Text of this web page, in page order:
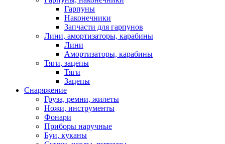
Гарпуны
Наконечники
Запчасти для гарпунов
Лини, амортизаторы, карабины
Лини
Амортизаторы, карабины
Тяги, зацепы
Тяги
Зацепы
Снаряжение
Груза, ремни, жилеты
Ножи, инструменты
Фонари
Приборы наручные
Буи, куканы